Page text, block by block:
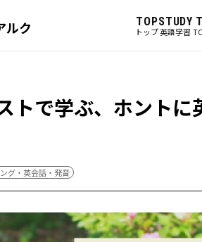
ルク TOP
トップ
STUDY
英語学習
トで学ぶ、ホント
グ・英会話・発音